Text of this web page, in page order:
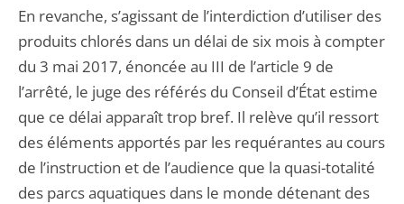
En revanche, s’agissant de l’interdiction d’utiliser des
produits chlorés dans un délai de six mois à compter
du 3 mai 2017, énoncée au III de l’article 9 de
l’arrêté, le juge des référés du Conseil d’État estime
que ce délai apparaît trop bref. Il relève qu’il ressort
des éléments apportés par les requérantes au cours
de l’instruction et de l’audience que la quasi-totalité
des parcs aquatiques dans le monde détenant des